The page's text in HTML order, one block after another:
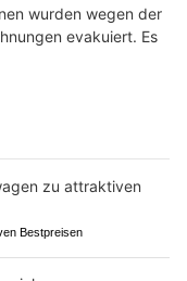
wurden wegen der
evakuiert. Es
Bestpreisen